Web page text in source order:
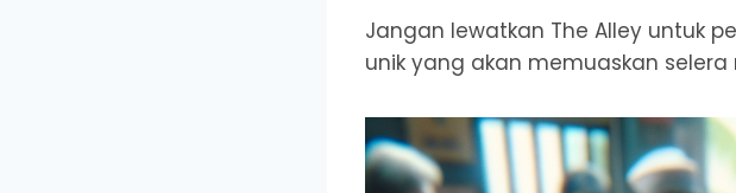
Jangan lewatkan The Alley untuk
unik yang akan memuaskan selera